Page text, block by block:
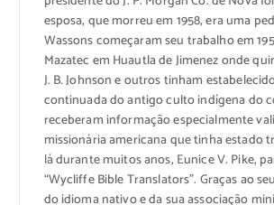
esposa, que morreu em 1958, era uma
Wassons começaram seu trabalho em
Mazatec em Huautla de Jimenez onde
J. B. Johnson e outros tinham
continuada do antigo culto indígena do
receberam informação especialmente
missionária americana que tinha estado
lá durante muitos anos, Eunice V. Pike,
“Wycliffe Bible Translators”. Graças ao
do idioma nativo e da sua associação